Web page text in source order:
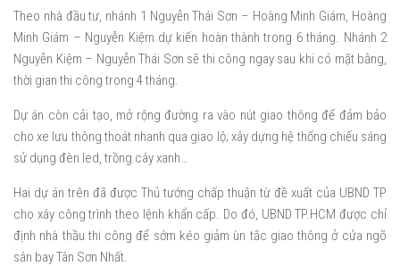
Theo nhà đầu tư, nhánh 1 Nguyễn Thái Sơn – Hoàng Minh Giám, Hoàng
Minh Giám – Nguyễn Kiệm dự kiến hoàn thành trong 6 tháng. Nhánh 2
Nguyễn Kiệm – Nguyễn Thái Sơn sẽ thi công ngay sau khi có mặt bằng,
thời gian thi công trong 4 tháng.
Dự án còn cải tạo, mở rộng đường ra vào nút giao thông để đảm bảo
cho xe lưu thông thoát nhanh qua giao lộ; xây dựng hệ thống chiếu sáng
sử dụng đèn led, trồng cây xanh…
Hai dự án trên đã được Thủ tướng chấp thuận từ đề xuất của UBND TP
cho xây công trình theo lệnh khẩn cấp. Do đó, UBND TP.HCM được chỉ
định nhà thầu thi công để sớm kéo giảm ùn tắc giao thông ở cửa ngõ
sân bay Tân Sơn Nhất.